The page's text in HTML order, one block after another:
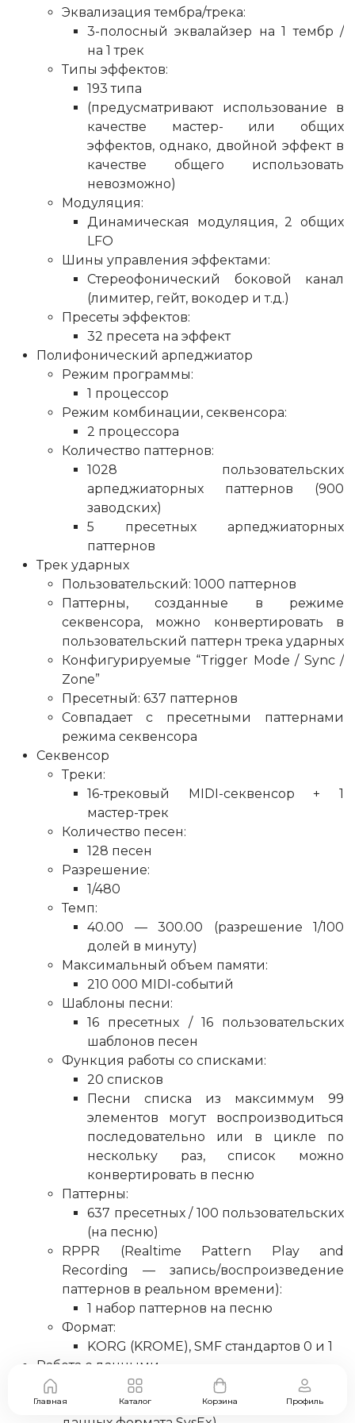
Эквализация тембра/трека:
3-полосный эквалайзер на 1 тембр /
на 1 трек
Типы эффектов:
193 типа
(предусматривают использование в
качестве мастер- или общих
эффектов, однако, двойной эффект в
качестве общего использовать
невозможно)
Модуляция:
Динамическая модуляция, 2 общих
LFO
Шины управления эффектами:
Стереофонический боковой канал
(лимитер, гейт, вокодер и т.д.)
Пресеты эффектов:
32 пресета на эффект
Полифонический арпеджиатор
Режим программы:
1 процессор
Режим комбинации, секвенсора:
2 процессора
Количество паттернов:
1028 пользовательских
арпеджиаторных паттернов (900
заводских)
5 пресетных арпеджиаторных
паттернов
Трек ударных
Пользовательский: 1000 паттернов
Паттерны, созданные в режиме
секвенсора, можно конвертировать в
пользовательский паттерн трека ударных
Конфигурируемые “Trigger Mode / Sync /
Zone”
Пресетный: 637 паттернов
Совпадает с пресетными паттернами
режима секвенсора
Секвенсор
Треки:
16-трековый MIDI-секвенсор + 1
мастер-трек
Количество песен:
128 песен
Разрешение:
1/480
Темп:
40.00 — 300.00 (разрешение 1/100
долей в минуту)
Максимальный объем памяти:
210 000 MIDI-событий
Шаблоны песни:
16 пресетных / 16 пользовательских
шаблонов песен
Функция работы со списками:
20 списков
Песни списка из максиммум 99
элементов могут воспроизводиться
последовательно или в цикле по
нескольку раз, список можно
конвертировать в песню
Паттерны:
637 пресетных / 100 пользовательских
(на песню)
RPPR (Realtime Pattern Play and
Recording — запись/воспроизведение
паттернов в реальном времени):
1 набор паттернов на песню
Формат:
KORG (KROME), SMF стандартов 0 и 1
Работа с данными
Загрузка, сохранение, утилиты,
фильтрация (сохранение и загрузка MIDI-
Главная Каталог Корзина Профиль